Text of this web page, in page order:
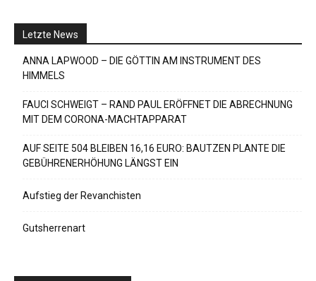
Letzte News
ANNA LAPWOOD – DIE GÖTTIN AM INSTRUMENT DES
HIMMELS
FAUCI SCHWEIGT – RAND PAUL ERÖFFNET DIE ABRECHNUNG
MIT DEM CORONA-MACHTAPPARAT
AUF SEITE 504 BLEIBEN 16,16 EURO: BAUTZEN PLANTE DIE
GEBÜHRENERHÖHUNG LÄNGST EIN
Aufstieg der Revanchisten
Gutsherrenart